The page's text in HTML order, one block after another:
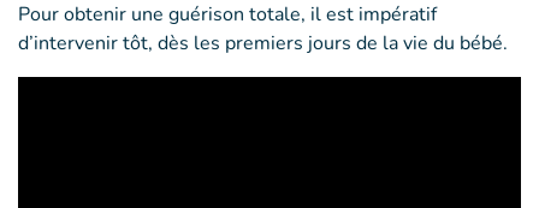
Pour obtenir une guérison totale, il est impératif
d’intervenir tôt, dès les premiers jours de la vie du bébé.